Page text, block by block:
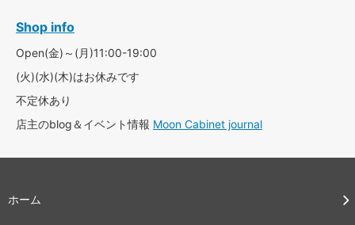
Shop info
Open(金)～(月)11:00-19:00
(火)(水)(木)はお休みです
不定休あり
店主のblog＆イベント情報 Moon Cabinet journal
ホーム